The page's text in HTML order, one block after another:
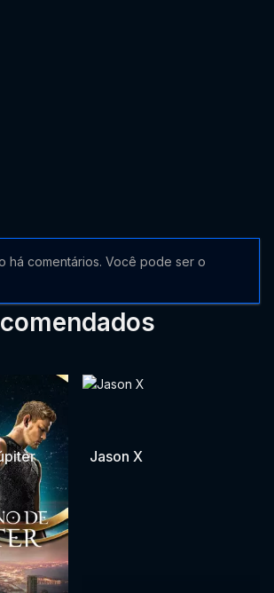
há comentários. Você pode ser o
Jason X